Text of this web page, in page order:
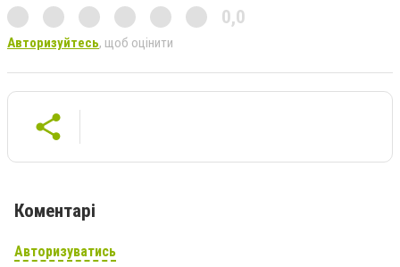
0,0
Авторизуйтесь, щоб оцінити
Коментарі
Авторизуватись